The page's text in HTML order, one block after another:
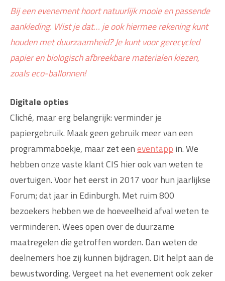
Bij een evenement hoort natuurlijk mooie en passende
aankleding. Wist je dat… je ook hiermee rekening kunt
houden met duurzaamheid? Je kunt voor gerecycled
papier en biologisch afbreekbare materialen kiezen,
zoals eco-ballonnen!
Digitale opties
Cliché, maar erg belangrijk: verminder je
papiergebruik. Maak geen gebruik meer van een
programmaboekje, maar zet eeneventappin. We
hebben onze vaste klant CIS hier ook van weten te
overtuigen. Voor het eerst in 2017 voor hun jaarlijkse
Forum; dat jaar in Edinburgh. Met ruim 800
bezoekers hebben we de hoeveelheid afval weten te
verminderen. Wees open over de duurzame
maatregelen die getroffen worden. Dan weten de
deelnemers hoe zij kunnen bijdragen. Dit helpt aan de
bewustwording. Vergeet na het evenement ook zeker